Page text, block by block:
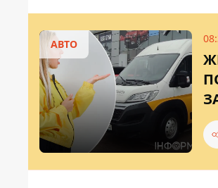
АВТО